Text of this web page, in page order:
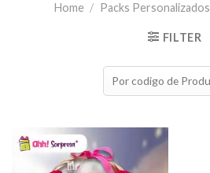
Home / Packs Personalizados
FILTER